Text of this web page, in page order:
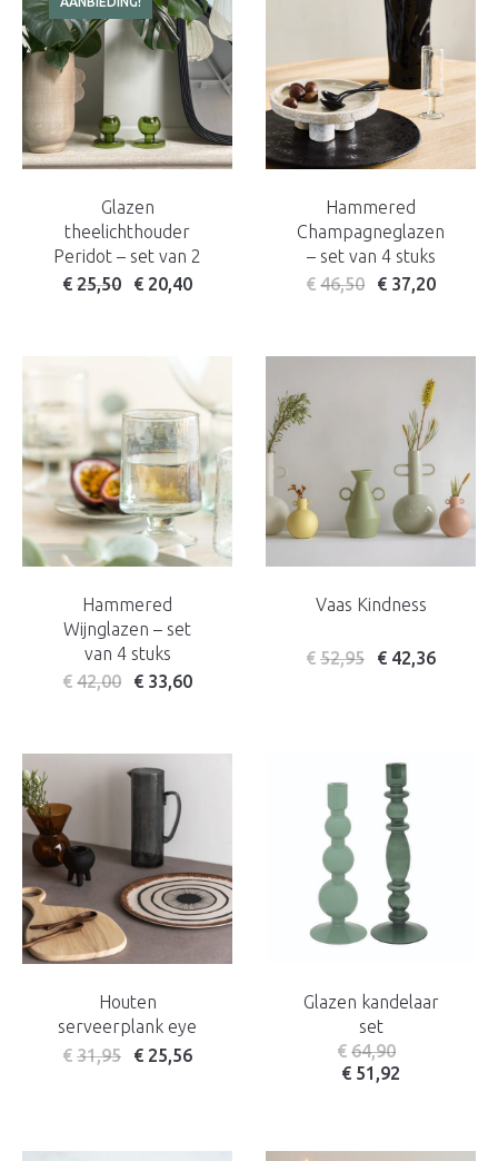
Glazen
theelichthouder
Peridot – set van 2
Oorspronkelijke prijs was: € 32,50.
€ 25,50Huidige prijs is: € 25,50.
€ 20,40
Hammered
Champagneglazen
– set van 4 stuks
€ 46,50 € 37,20
Hammered
Wijnglazen – set
van 4 stuks
€ 42,00 € 33,60
Vaas Kindness
€ 52,95 € 42,36
Houten
serveerplank eye
€ 31,95 € 25,56
Glazen kandelaar
set
€ 64,90
€ 51,92